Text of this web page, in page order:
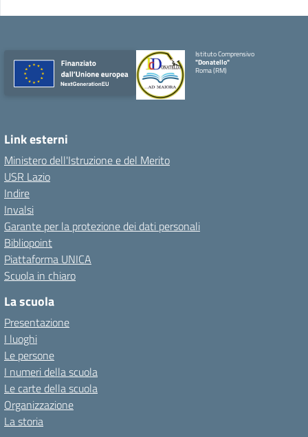
Istituto Comprensivo
"Donatello"
Roma (RM)
Link esterni
Ministero dell'Istruzione e del Merito
USR Lazio
Indire
Invalsi
Garante per la protezione dei dati personali
Bibliopoint
Piattaforma UNICA
Scuola in chiaro
La scuola
Presentazione
I luoghi
Le persone
I numeri della scuola
Le carte della scuola
Organizzazione
La storia